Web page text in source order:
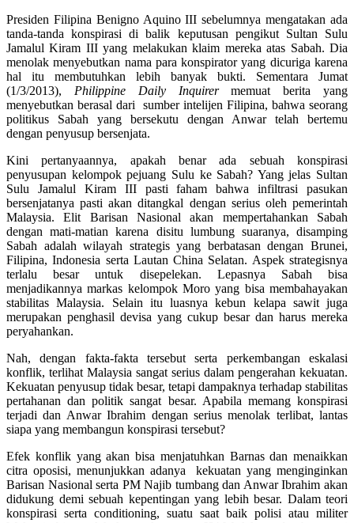
Presiden Filipina Benigno Aquino III sebelumnya mengatakan ada
tanda-tanda konspirasi di balik keputusan pengikut Sultan Sulu
Jamalul Kiram III yang melakukan klaim mereka atas Sabah. Dia
menolak menyebutkan nama para konspirator yang dicuriga karena
hal itu membutuhkan lebih banyak bukti. Sementara Jumat
(1/3/2013), Philippine Daily Inquirermemuat berita yang
menyebutkan berasal dari sumber intelijen Filipina, bahwa seorang
politikus Sabah yang bersekutu dengan Anwar telah bertemu
dengan penyusup bersenjata.
Kini pertanyaannya, apakah benar ada sebuah konspirasi
penyusupan kelompok pejuang Sulu ke Sabah? Yang jelas Sultan
Sulu Jamalul Kiram III pasti faham bahwa infiltrasi pasukan
bersenjatanya pasti akan ditangkal dengan serius oleh pemerintah
Malaysia. Elit Barisan Nasional akan mempertahankan Sabah
dengan mati-matian karena disitu lumbung suaranya, disamping
Sabah adalah wilayah strategis yang berbatasan dengan Brunei,
Filipina, Indonesia serta Lautan China Selatan. Aspek strategisnya
terlalu besar untuk disepelekan. Lepasnya Sabah bisa
menjadikannya markas kelompok Moro yang bisa membahayakan
stabilitas Malaysia. Selain itu luasnya kebun kelapa sawit juga
merupakan penghasil devisa yang cukup besar dan harus mereka
peryahankan.
Nah, dengan fakta-fakta tersebut serta perkembangan eskalasi
konflik, terlihat Malaysia sangat serius dalam pengerahan kekuatan.
Kekuatan penyusup tidak besar, tetapi dampaknya terhadap stabilitas
pertahanan dan politik sangat besar. Apabila memang konspirasi
terjadi dan Anwar Ibrahim dengan serius menolak terlibat, lantas
siapa yang membangun konspirasi tersebut?
Efek konflik yang akan bisa menjatuhkan Barnas dan menaikkan
citra oposisi, menunjukkan adanya kekuatan yang menginginkan
Barisan Nasional serta PM Najib tumbang dan Anwar Ibrahim akan
didukung demi sebuah kepentingan yang lebih besar. Dalam teori
konspirasi serta conditioning, suatu saat baik polisi atau militer